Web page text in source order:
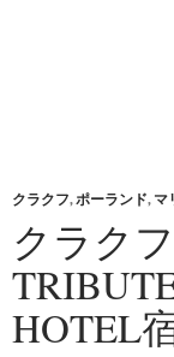
クラクフ,ポーランド, マ
クラク
HOTEL